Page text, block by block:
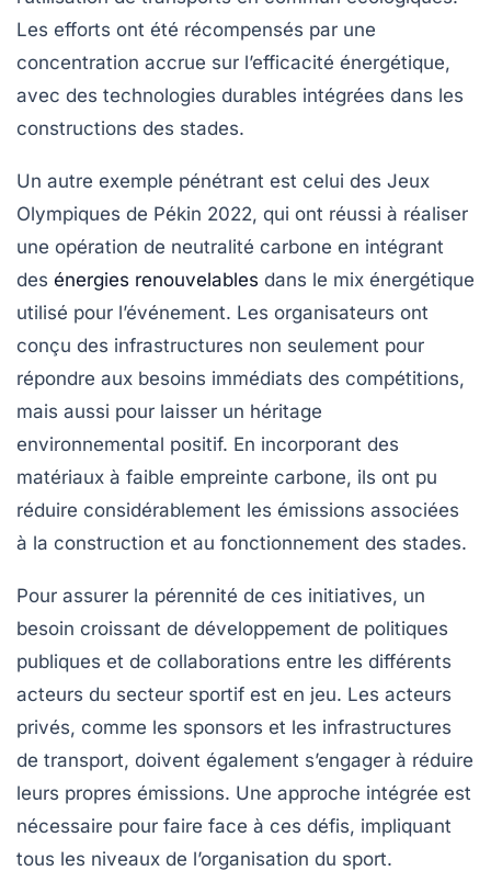
Les efforts ont été récompensés par une
concentration accrue sur l’efficacité énergétique,
avec des technologies durables intégrées dans les
constructions des stades.
Un autre exemple pénétrant est celui des Jeux
Olympiques de Pékin 2022, qui ont réussi à réaliser
une opération de neutralité carbone en intégrant
des énergies renouvelables dans le mix énergétique
utilisé pour l’événement. Les organisateurs ont
conçu des infrastructures non seulement pour
répondre aux besoins immédiats des compétitions,
mais aussi pour laisser un héritage
environnemental positif. En incorporant des
matériaux à faible empreinte carbone, ils ont pu
réduire considérablement les émissions associées
à la construction et au fonctionnement des stades.
Pour assurer la pérennité de ces initiatives, un
besoin croissant de développement de politiques
publiques et de collaborations entre les différents
acteurs du secteur sportif est en jeu. Les acteurs
privés, comme les sponsors et les infrastructures
de transport, doivent également s’engager à réduire
leurs propres émissions. Une approche intégrée est
nécessaire pour faire face à ces défis, impliquant
tous les niveaux de l’organisation du sport.